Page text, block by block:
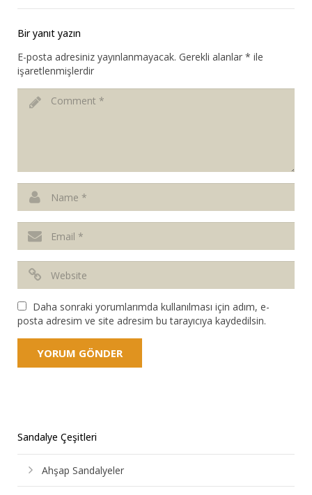
Bir yanıt yazın
E-posta adresiniz yayınlanmayacak. Gerekli alanlar * ile
işaretlenmişlerdir
Daha sonraki yorumlarımda kullanılması için adım, e-
posta adresim ve site adresim bu tarayıcıya kaydedilsin.
Sandalye Çeşitleri
Ahşap Sandalyeler